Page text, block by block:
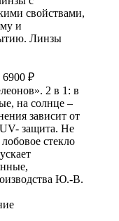
свойствами,
и
Линзы
6900 ₽
2 в 1: в
на солнце –
зависит от
защита. Не
стекло
Ю.-В.